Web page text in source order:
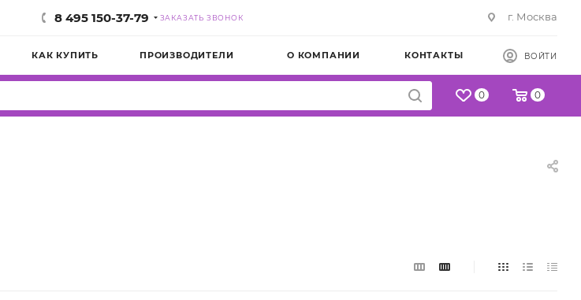
8 495 150-37-79 ЗАКАЗАТЬ ЗВОНОК г. Москва
КАК КУПИТЬ ПРОИЗВОДИТЕЛИ О КОМПАНИИ КОНТАКТЫ ВОЙТИ
0 0